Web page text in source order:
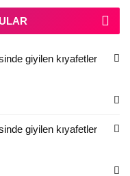
giyilen kıyafetler
giyilen kıyafetler